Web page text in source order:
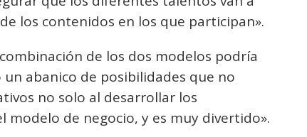
los contenidos en los que participan».
de los dos modelos podría
abanico de posibilidades que no
no solo al desarrollar los
modelo de negocio, y es muy divertido».